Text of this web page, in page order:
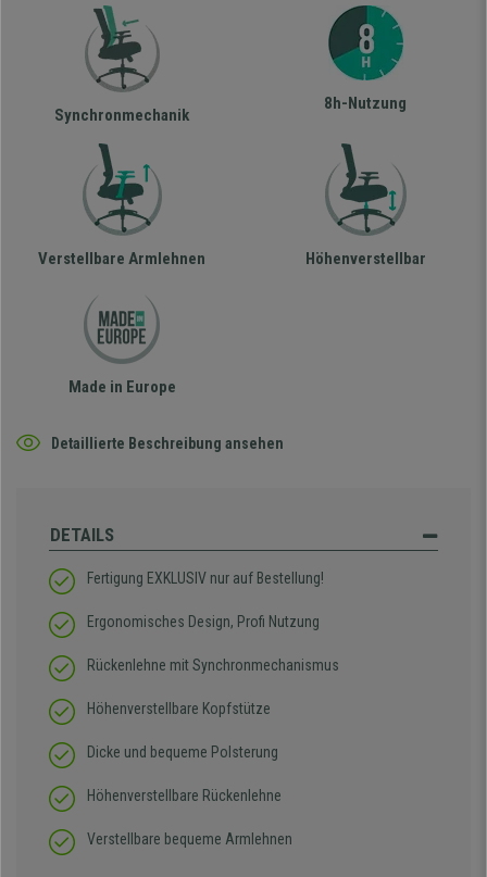
Synchronmechanik
8h-Nutzung
Verstellbare Armlehnen Höhenverstellbar
Made in Europe
Detaillierte Beschreibung ansehen
DETAILS
Fertigung EXKLUSIV nur auf Bestellung!
Ergonomisches Design, Profi Nutzung
Rückenlehne mit Synchronmechanismus
Höhenverstellbare Kopfstütze
Dicke und bequeme Polsterung
Höhenverstellbare Rückenlehne
Verstellbare bequeme Armlehnen